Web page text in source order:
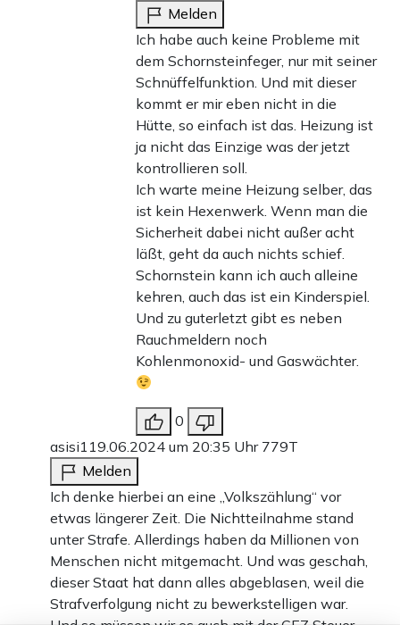
Melden
Ich habe auch keine Probleme mit
dem Schornsteinfeger, nur mit seiner
Schnüffelfunktion. Und mit dieser
kommt er mir eben nicht in die
Hütte, so einfach ist das. Heizung ist
ja nicht das Einzige was der jetzt
kontrollieren soll.
Ich warte meine Heizung selber, das
ist kein Hexenwerk. Wenn man die
Sicherheit dabei nicht außer acht
läßt, geht da auch nichts schief.
Schornstein kann ich auch alleine
kehren, auch das ist ein Kinderspiel.
Und zu guterletzt gibt es neben
Rauchmeldern noch
Kohlenmonoxid- und Gaswächter.
0
asisi1 19.06.2024 um 20:35 Uhr 779T
Melden
Ich denke hierbei an eine „Volkszählung“ vor
etwas längerer Zeit. Die Nichtteilnahme stand
unter Strafe. Allerdings haben da Millionen von
Menschen nicht mitgemacht. Und was geschah,
dieser Staat hat dann alles abgeblasen, weil die
Strafverfolgung nicht zu bewerkstelligen war.